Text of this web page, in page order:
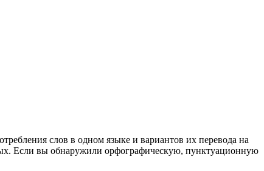
слов в одном языке и вариантов их перевода на
Если вы обнаружили орфографическую, пунктуационную